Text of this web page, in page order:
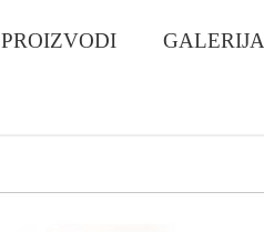
PROIZVODI GALERIJA